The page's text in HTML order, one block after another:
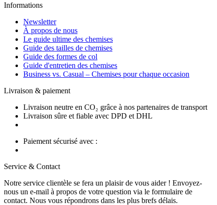
Informations
Newsletter
À propos de nous
Le guide ultime des chemises
Guide des tailles de chemises
Guide des formes de col
Guide d'entretien des chemises
Business vs. Casual – Chemises pour chaque occasion
Livraison & paiement
Livraison neutre en CO₂ grâce à nos partenaires de transport
Livraison sûre et fiable avec DPD et DHL
Paiement sécurisé avec :
Service & Contact
Notre service clientèle se fera un plaisir de vous aider ! Envoyez-
nous un e-mail à propos de votre question via le formulaire de
contact. Nous vous répondrons dans les plus brefs délais.